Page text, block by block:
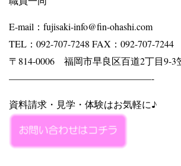
E-mail：fujisaki-info@fin-ohashi.com
TEL：092-707-7248 FAX：092-707-7244
〒814-0006 福岡市早良区百道2丁目9-3
———————————————-
資料請求・見学・体験はお気軽に♪